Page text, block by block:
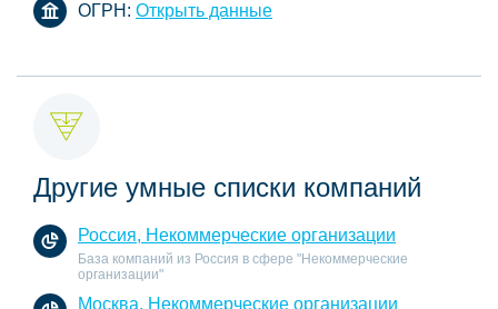
ОГРН: Открыть данные
Другие умные списки компаний
Россия, Некоммерческие организации
База компаний из Россия в сфере "Некоммерческие
организации"
Москва, Некоммерческие организации